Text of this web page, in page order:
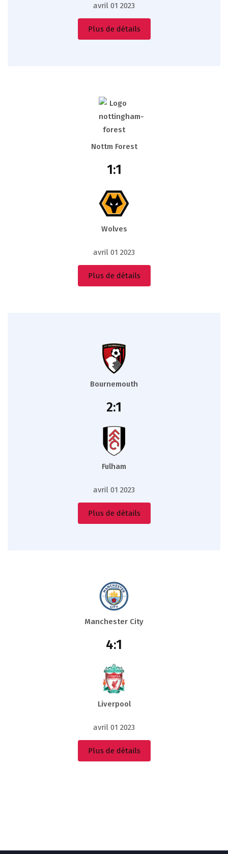
avril 01 2023
Plus de détails
Nottm Forest
1:1
Wolves
avril 01 2023
Plus de détails
Bournemouth
2:1
Fulham
avril 01 2023
Plus de détails
Manchester City
4:1
Liverpool
avril 01 2023
Plus de détails